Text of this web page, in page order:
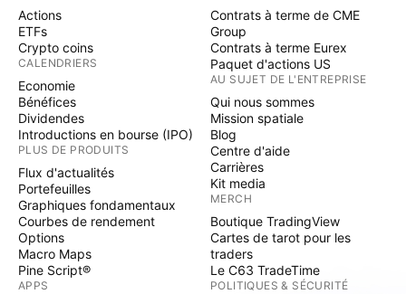
Actions
ETFs
Crypto coins
CALENDRIERS
Economie
Bénéfices
Dividendes
Introductions en bourse (IPO)
PLUS DE PRODUITS
Flux d'actualités
Portefeuilles
Graphiques fondamentaux
Courbes de rendement
Options
Macro Maps
Pine Script®
APPS
Contrats à terme de CME
Group
Contrats à terme Eurex
Paquet d'actions US
AU SUJET DE L'ENTREPRISE
Qui nous sommes
Mission spatiale
Blog
Centre d'aide
Carrières
Kit media
MERCH
Boutique TradingView
Cartes de tarot pour les
traders
Le C63 TradeTime
POLITIQUES & SÉCURITÉ